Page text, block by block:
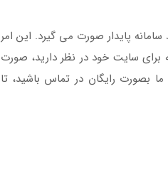
پایدار صورت می گیرد. این امر
برای سایت خود در نظر دارید، صورت
بصورت رایگان در تماس باشید، تا